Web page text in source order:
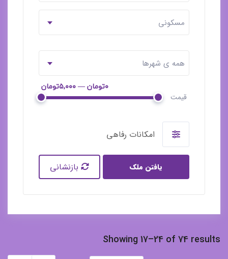
مسکونی
همه ی شهرها
قیمت
امکانات رفاهی
یافتن ملک
Showing 17–24 of 74